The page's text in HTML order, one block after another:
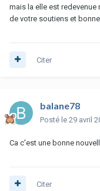
mais la elle est
de votre soutiens et
Citer
balane78
Posté le 29 avril
Ca c'est une bonne
Citer